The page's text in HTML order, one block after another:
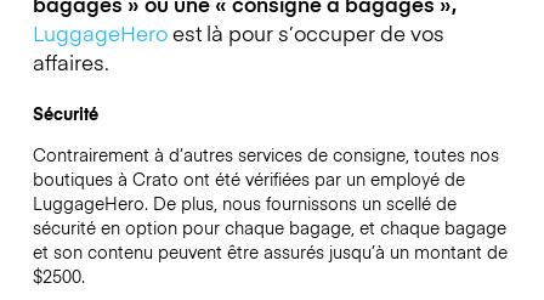
LuggageHeroest là pour s’occuper de vos
affaires.
Sécurité
Contrairement à d’autres services de consigne,toutes nos
boutiques à Crato ont été vérifiées par un employé de
LuggageHero. De plus, nous fournissons un scellé de
sécurité en option pour chaque bagage, et chaque bagage
et son contenu peuvent être assurés jusqu’à un montant de
$2500.